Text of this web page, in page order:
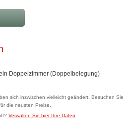
Doppelzimmer (Doppelbelegung)
sich inzwischen vielleicht geändert. Besuchen Sie
die neusten Preise.
Verwalten Sie hier Ihre Daten